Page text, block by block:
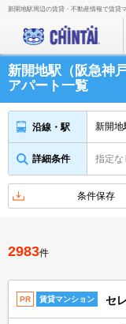
新開地駅周辺の賃貸・不動産情報で賃貸
新開地駅（阪急神
アパート一覧
沿線・駅 新開地
詳細条件 指定な
条件保存
2983件
PR 賃貸マンション セ